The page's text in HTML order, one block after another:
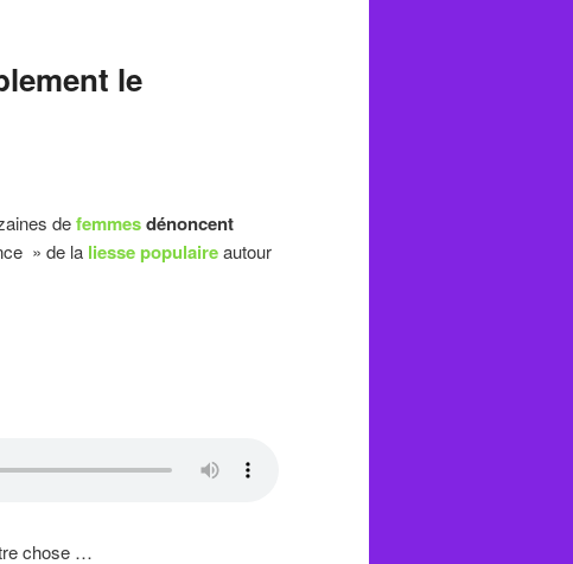
le
defemmesdénoncent
» de la liesse populaireautour
chose …